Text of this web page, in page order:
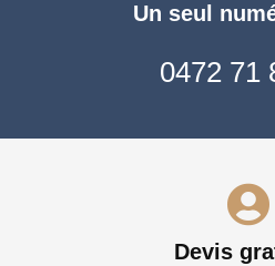
Un seul
0472 71
Devis